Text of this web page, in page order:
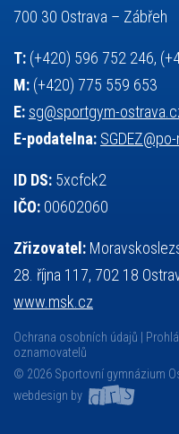
základy společenských věd
700 30 Ostrava – Zábřeh
T: (+420) 596 752 246,
M: (+420) 775 559 653
E: sg@sportgym-
E-podatelna:
ID DS: 5xcfck2
IČO: 00602060
Zřizovatel:
28. října 117, 702 18
www.msk.cz
Ochrana osobních údajů
oznamovatelů
© 2026 Sportovní gymnázium
webdesign by